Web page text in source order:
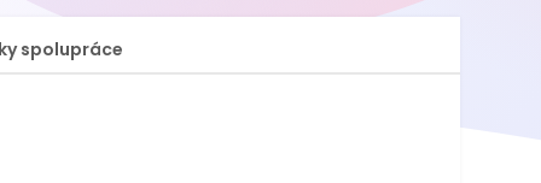
spolupráce